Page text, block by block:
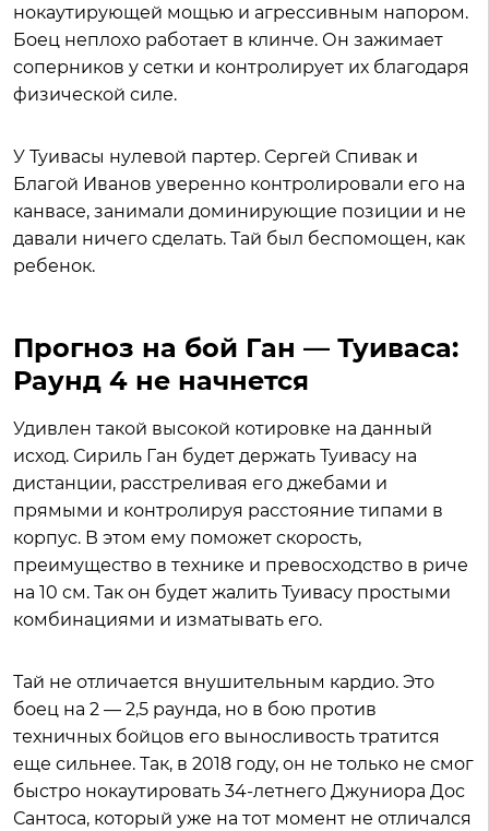
нокаутирующей мощью и агрессивным напором.
Боец неплохо работает в клинче. Он зажимает
соперников у сетки и контролирует их благодаря
физической силе.
У Туивасы нулевой партер. Сергей Спивак и
Благой Иванов уверенно контролировали его на
канвасе, занимали доминирующие позиции и не
давали ничего сделать. Тай был беспомощен, как
ребенок.
Прогноз на бой Ган — Туиваса:
Раунд 4 не начнется
Удивлен такой высокой котировке на данный
исход. Сириль Ган будет держать Туивасу на
дистанции, расстреливая его джебами и
прямыми и контролируя расстояние типами в
корпус. В этом ему поможет скорость,
преимущество в технике и превосходство в риче
на 10 см. Так он будет жалить Туивасу простыми
комбинациями и изматывать его.
Тай не отличается внушительным кардио. Это
боец на 2 — 2,5 раунда, но в бою против
техничных бойцов его выносливость тратится
еще сильнее. Так, в 2018 году, он не только не смог
быстро нокаутировать 34-летнего Джуниора Дос
Сантоса, который уже на тот момент не отличался